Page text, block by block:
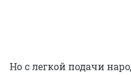
Но с легкой подачи